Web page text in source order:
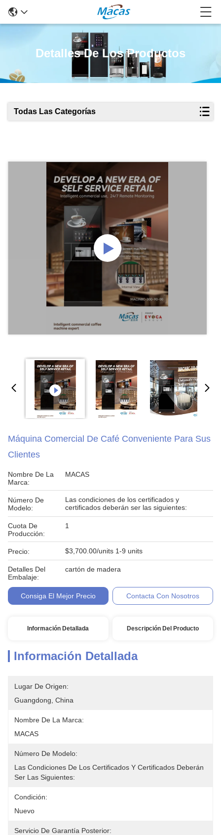
Detalles De Los Productos
Todas Las Categorías
Máquina Comercial De Café Conveniente Para Sus
Clientes
Nombre De La
Marca:
MACAS
Número De
Modelo:
Las condiciones de los certificados y
certificados deberán ser las siguientes:
Cuota De
Producción:
1
Precio: $3,700.00/units 1-9 units
Detalles Del
Embalaje:
cartón de madera
Consiga El Mejor Precio Contacta Con Nosotros
Información Detallada Descripción Del Producto
Información Detallada
Lugar De Origen:
Guangdong, China
Nombre De La Marca:
MACAS
Número De Modelo:
Las Condiciones De Los Certificados Y Certificados Deberán
Ser Las Siguientes:
Condición:
Nuevo
Servicio De Garantía Posterior: